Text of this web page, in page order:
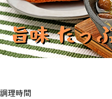
調理時間